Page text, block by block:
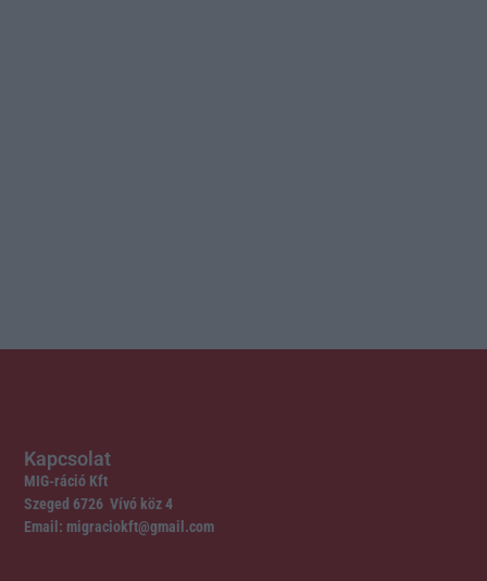
Kapcsolat
MIG-ráció Kft
Szeged 6726 Vívó köz 4
Email: migraciokft@gmail.com